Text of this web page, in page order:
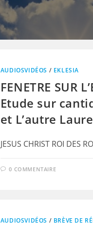
AUDIOSVIDÉOS / EKLESIA
FENETRE SUR
Etude sur
et L’autre
JESUS CHRIST ROI DES
0 COMMENTAIRE
AUDIOSVIDÉOS / BRÈVE DE